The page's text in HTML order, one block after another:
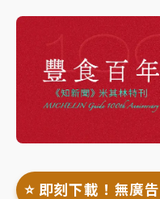
⭐️ 即刻下載！無廣